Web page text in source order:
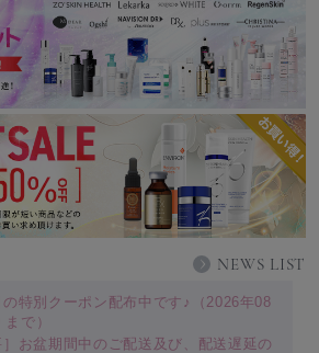
NEWS LIST
の特別クーポン配布中です♪（2026年08
で）
］お盆期間中のご配送及び、配送遅延の